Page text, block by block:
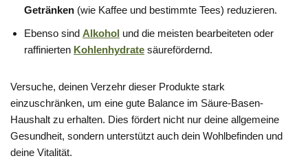
Getränken (wie Kaffee und bestimmte Tees) reduzieren.
Ebenso sind Alkohol und die meisten bearbeiteten oder
raffinierten Kohlenhydrate säurefördernd.
Versuche, deinen Verzehr dieser Produkte stark
einzuschränken, um eine gute Balance im Säure-Basen-
Haushalt zu erhalten. Dies fördert nicht nur deine allgemeine
Gesundheit, sondern unterstützt auch dein Wohlbefinden und
deine Vitalität.